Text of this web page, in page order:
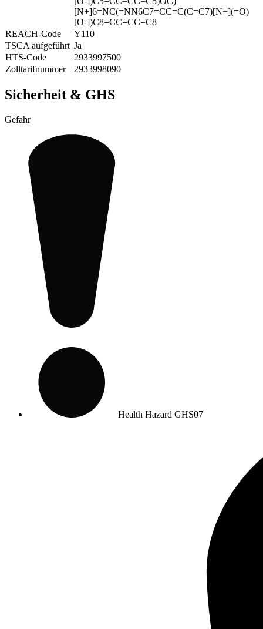
[N+]6=NC(=NN6C7=CC=C(C=C7)[N+](=O)
[O-])C8=CC=CC=C8
REACH-Code
Y110
TSCA aufgeführt Ja
HTS-Code
2933997500
Zolltarifnummer
2933998090
Sicherheit & GHS
Gefahr
Health Hazard GHS07